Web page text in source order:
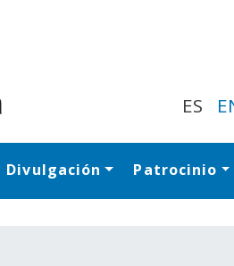
ES
Navegación
Divulgación Patrocinio